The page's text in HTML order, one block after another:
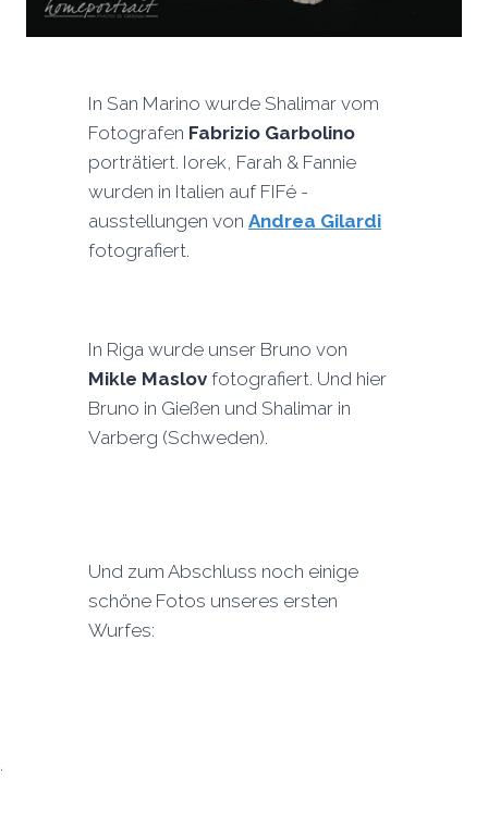
In San Marino wurde Shalimar vom
Fotografen Fabrizio Garbolino
porträtiert. Iorek, Farah & Fannie
wurden in Italien auf FIFé -
ausstellungen von Andrea Gilardi
fotografiert.
In Riga wurde unser Bruno von
Mikle Maslov fotografiert. Und hier
Bruno in Gießen und Shalimar in
Varberg (Schweden).
Und zum Abschluss noch einige
schöne Fotos unseres ersten
Wurfes:
.